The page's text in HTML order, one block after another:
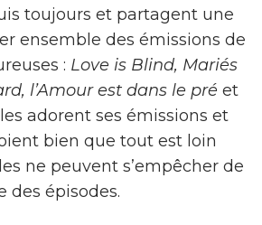
toujours et partagent une
ensemble des émissions de
: Love is Blind, Mariés
l’Amour est dans le pré et
adorent ses émissions et
bien que tout est loin
ne peuvent s’empêcher de
des épisodes.